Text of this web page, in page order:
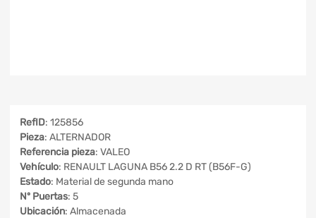
RefID: 125856
Pieza: ALTERNADOR
Referencia pieza: VALEO
Vehículo: RENAULT LAGUNA B56 2.2 D RT (B56F-G)
Estado: Material de segunda mano
Nº Puertas: 5
Ubicación: Almacenada